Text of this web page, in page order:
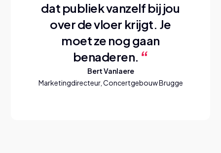
dat publiek vanzelf bij jou
over de vloer krijgt. Je
moet ze nog gaan
benaderen.
Bert Vanlaere
Marketingdirecteur, Concertgebouw Brugge